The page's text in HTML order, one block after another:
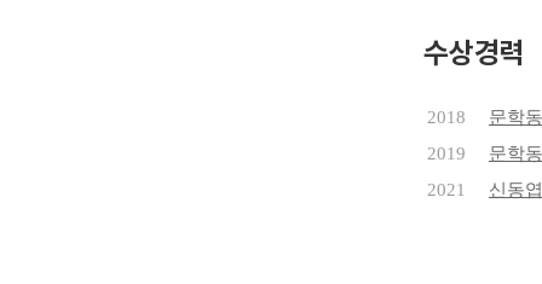
수상경력
2018
문학
2019
문학
2021
신동